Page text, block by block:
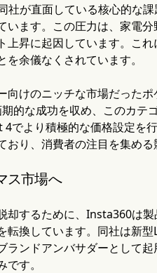
社が直面している核心的な
います。この圧力は、家電
上昇に起因しています。こ
余儀なくされています。
向けのニッチな市場だった
的な成功を収め、このカテ
4でより積極的な価格設定を
り、消費者の注目を集める
ス市場へ
却するために、Insta360は
転換しています。同社は新
ランドアンバサダーとして
す。